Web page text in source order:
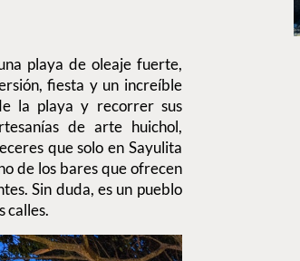
playa de oleaje fuerte,
fiesta y un increíble
la playa y recorrer sus
de arte huichol,
que solo en Sayulita
de los bares que ofrecen
Sin duda, es un pueblo
calles.